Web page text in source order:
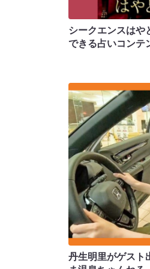
シークエンスはや
できる占いコンテ
丹生明里がゲスト